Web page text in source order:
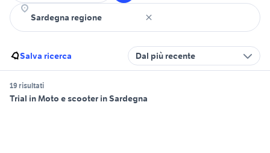
Salva ricerca Dal più recente
19 risultati
Trial in Moto e scooter in Sardegna